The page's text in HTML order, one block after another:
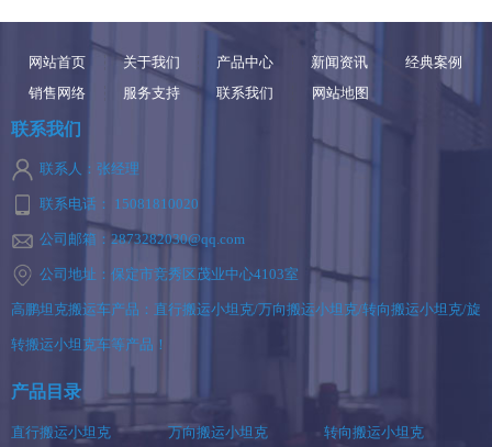
网站首页 关于我们 产品中心 新闻资讯
经典案例
销售网络
服务支持 联系我们 网站地图
联系我们
联系人：张经理
联系电话： 15081810020
公司邮箱：2873282030@qq.com
公司地址：保定市竞秀区茂业中心4103室
高鹏坦克搬运车产品：直行搬运小坦克/万向搬运小坦克/转向搬运小坦克/旋
转搬运小坦克车等产品！
产品目录
直行搬运小坦克 万向搬运小坦克 转向搬运小坦克